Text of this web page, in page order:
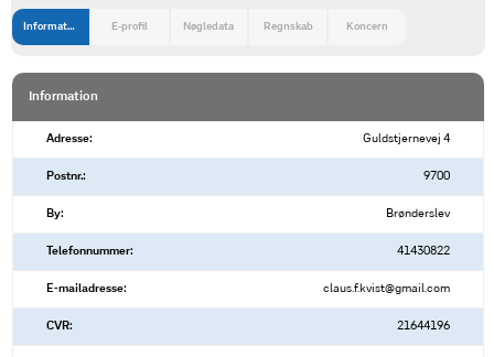
Information E-profil Nøgledata Regnskab Koncern
Information
Adresse: Guldstjernevej 4
Postnr.: 9700
By: Brønderslev
Telefonnummer: 41430822
E-mailadresse: claus.f.kvist@gmail.com
CVR: 21644196